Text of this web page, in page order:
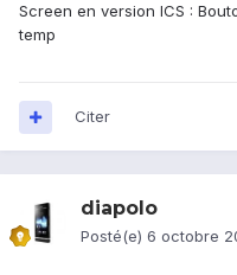
Screen en version ICS :
temp
Citer
diapolo
Posté(e) 6 octobre